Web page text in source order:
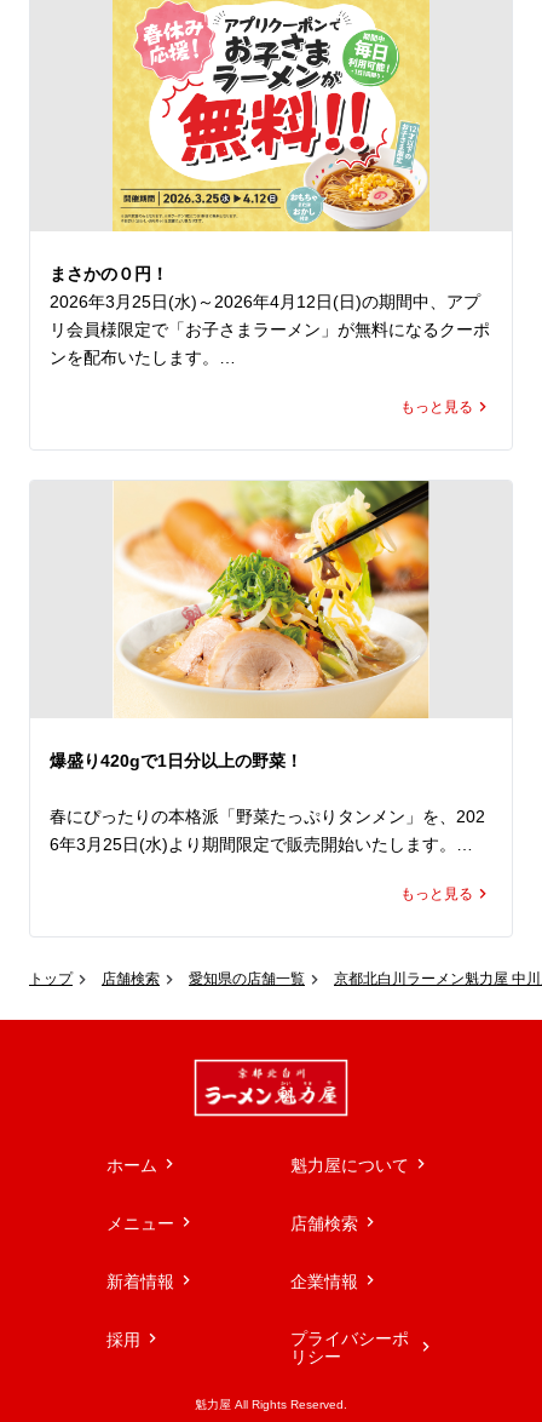
トップ 店舗検索 愛知県の店舗一覧 京都北白川ラーメン魁力屋 中
公式アプリをダウンロードすると、クーポンは即日取得で
き、期間中は毎日ご利用いただけます（ ※1日1回限
ご家族やご友人といろんな定食をシェアしたり、日替わり
でさまざまな定食を楽しんだりと、楽しみ方は自由自在で
しかも！魁力屋の定食は、ご飯の増量が無料！※焼きめし
は除きます。
さらに！
この期間中は「お好きなトッピング100円割引券」もプレ
ゼント！
魁力屋のＧＷはお得が盛りだくさん！
ス。
ランチでもディナーでも思う存分定食を楽しみ尽くし、魁
力屋で元気をチャージしてください！
※ぶたから定食と餃子定食は路面店でのみ販売しておりま
まさかの０円！
2026年3月25日(水)～2026年4月12日(日)の期間中、アプ
リ会員様限定で「お子さまラーメン」が無料になるクーポ
ンを配布いたします。
ママ・パパも、お子さまも、1年間お疲れさまでした。
上記期間中、アプリ会員様限定で「お子さまラーメン」が
無料になるクーポンを配布いたします。（※ご使用はラー
メン(並)または(大)を1杯以上ご注文いただいた方に限る）
さらに、お子さまラーメンは、おもちゃまたはおかし付
しかもこのクーポン、公式アプリをダウンロードすると、
クーポンは即日取得でき、期間中は毎日ご利用いただけま
す（ ※1日1回限り）。
新年度を前に、ご家族そろって魁力屋でゆったりとしたひ
もっと見る
爆盛り420gで1日分以上の野菜！
春にぴったりの本格派「野菜たっぷりタンメン」を、202
6年3月25日(水)より期間限定で販売開始いたします。
通常サイズでも半日分、爆盛りなら1日分以上の野菜が摂
ィ感ある旨塩スープを組み合わせました。
ちぢれ麺がスープによく絡み、とろとろの豚バラチャーシ
ューがコクをプラス。
食べ応え抜群の「野菜たっぷりタンメン」、しっかり食べ
もっと見る
ホーム 魁力屋について
メニュー 店舗検索
新着情報 企業情報
採用
プライバシーポ
リシー
魁力屋 All Rights Reserved.